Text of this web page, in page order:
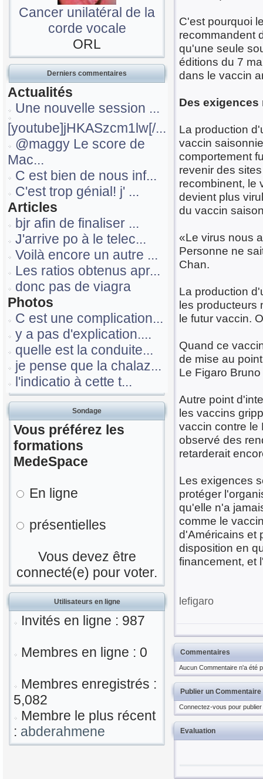
Cancer unilatéral de la
corde vocale
ORL
Derniers commentaires
Actualités
Une nouvelle session ...
[youtube]jHKASzcm1lw[/...
@maggy Le score de
Mac...
C est bien de nous inf...
C'est trop génial! j' ...
Articles
bjr afin de finaliser ...
J'arrive po à le telec...
Voilà encore un autre ...
Les ratios obtenus apr...
donc pas de viagra
Photos
C est une complication...
y a pas d'explication....
quelle est la conduite...
je pense que la chalaz...
l'indicatio à cette t...
Sondage
Vous préférez les
formations
MedeSpace
En ligne
présentielles
Vous devez être
connecté(e) pour voter.
Utilisateurs en ligne
Invités en ligne : 987
Membres en ligne : 0
Membres enregistrés :
5,082
Membre le plus récent
: abderahmene
C'est pourquoi
recommandent
qu'une seule
éditions du 7
dans le vaccin
Des exigences
La production
vaccin
comportement
revenir des
recombinent, le
devient plus
du vaccin
«Le virus nous
Personne ne
Chan.
La production
les producteurs
le futur vaccin.
Quand ce
de mise au
Le Figaro
Autre point
les vaccins
vaccin contre le
observé des
retarderait
Les exigences
protéger
qu'elle n'a
comme le
d'Américains et
disposition en
financement, et
lefigaro
Commentaires
Aucun Commentaire n'a été
Publier un Commentaire
Connectez-vous pour
Evaluation